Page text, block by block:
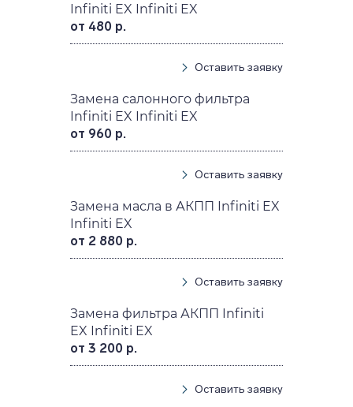
Infiniti EX Infiniti EX
от 480 р.
Оставить заявку
Замена салонного фильтра
Infiniti EX Infiniti EX
от 960 р.
Оставить заявку
Замена масла в АКПП Infiniti EX
Infiniti EX
от 2 880 р.
Оставить заявку
Замена фильтра АКПП Infiniti
EX Infiniti EX
от 3 200 р.
Оставить заявку